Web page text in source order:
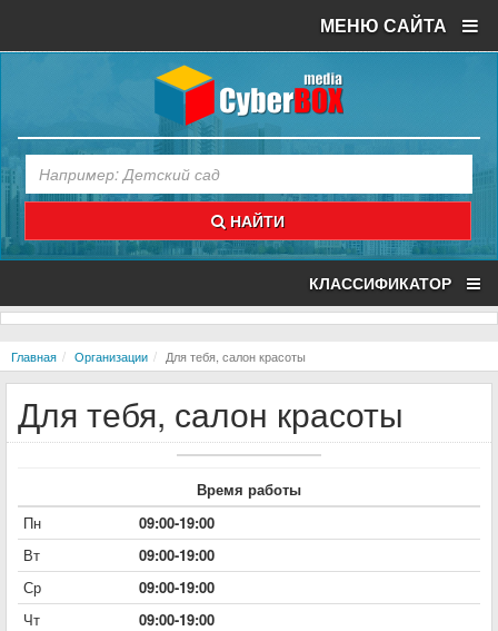
МЕНЮ САЙТА
НАЙТИ
КЛАССИФИКАТОР
Главная Организации Для тебя, салон красоты
Для тебя, салон красоты
Время работы
Пн
09:00-19:00
Вт
09:00-19:00
Ср
09:00-19:00
Чт
09:00-19:00